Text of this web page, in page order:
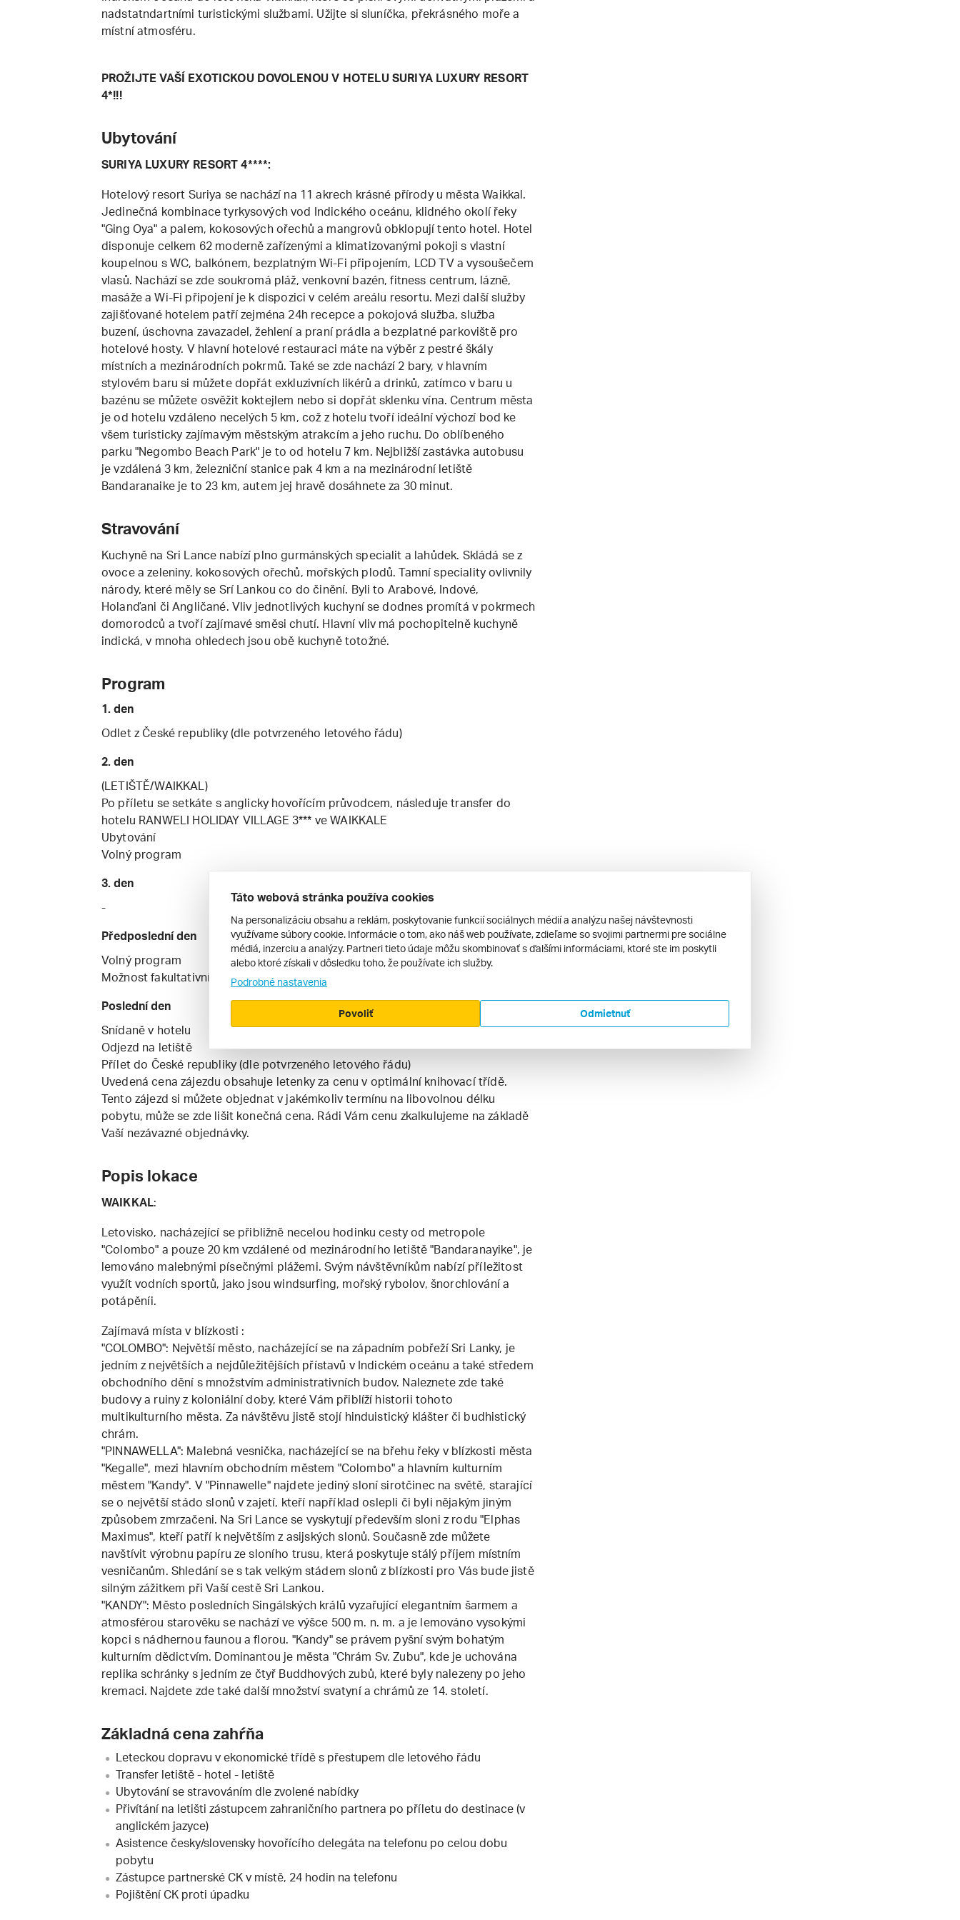
nadstatndartními turistickými službami. Užijte si sluníčka, překrásného moře a
místní atmosféru.
PROŽIJTE VAŠÍ EXOTICKOU DOVOLENOU V HOTELU SURIYA LUXURY RESORT
4*!!!
Ubytování
SURIYA LUXURY RESORT 4****:
Hotelový resort Suriya se nachází na 11 akrech krásné přírody u města Waikkal.
Jedinečná kombinace tyrkysových vod Indického oceánu, klidného okolí řeky
"Ging Oya" a palem, kokosových ořechů a mangrovů obklopují tento hotel. Hotel
disponuje celkem 62 moderně zařízenými a klimatizovanými pokoji s vlastní
koupelnou s WC, balkónem, bezplatným Wi-Fi připojením, LCD TV a vysoušečem
vlasů. Nachází se zde soukromá pláž, venkovní bazén, fitness centrum, lázně,
masáže a Wi-Fi připojení je k dispozici v celém areálu resortu. Mezi další služby
zajišťované hotelem patří zejména 24h recepce a pokojová služba, služba
buzení, úschovna zavazadel, žehlení a praní prádla a bezplatné parkoviště pro
hotelové hosty. V hlavní hotelové restauraci máte na výběr z pestré škály
místních a mezinárodních pokrmů. Také se zde nachází 2 bary, v hlavním
stylovém baru si můžete dopřát exkluzivních likérů a drinků, zatímco v baru u
bazénu se můžete osvěžit koktejlem nebo si dopřát sklenku vína. Centrum města
je od hotelu vzdáleno necelých 5 km, což z hotelu tvoří ideální výchozí bod ke
všem turisticky zajímavým městským atrakcím a jeho ruchu. Do oblíbeného
parku "Negombo Beach Park" je to od hotelu 7 km. Nejbližší zastávka autobusu
je vzdálená 3 km, železniční stanice pak 4 km a na mezinárodní letiště
Bandaranaike je to 23 km, autem jej hravě dosáhnete za 30 minut.
Stravování
Kuchyně na Sri Lance nabízí plno gurmánských specialit a lahůdek. Skládá se z
ovoce a zeleniny, kokosových ořechů, mořských plodů. Tamní speciality ovlivnily
národy, které měly se Srí Lankou co do činění. Byli to Arabové, Indové,
Holanďani či Angličané. Vliv jednotlivých kuchyní se dodnes promítá v pokrmech
domorodců a tvoří zajímavé směsi chutí. Hlavní vliv má pochopitelně kuchyně
indická, v mnoha ohledech jsou obě kuchyně totožné.
Program
1. den
Odlet z České republiky (dle potvrzeného letového řádu)
2. den
(LETIŠTĚ/WAIKKAL)
Po příletu se setkáte s anglicky hovořícím průvodcem, následuje transfer do
hotelu RANWELI HOLIDAY VILLAGE 3*** ve WAIKKALE
Ubytování
Volný program
3. den
-
Předposlední den
Volný program
Možnost fakultativních výletů
Poslední den
Snídaně v hotelu
Odjezd na letiště
Přílet do České republiky (dle potvrzeného letového řádu)
Uvedená cena zájezdu obsahuje letenky za cenu v optimální knihovací třídě.
Tento zájezd si můžete objednat v jakémkoliv termínu na libovolnou délku
pobytu, může se zde lišit konečná cena. Rádi Vám cenu zkalkulujeme na základě
Vaší nezávazné objednávky.
Popis lokace
WAIKKAL:
Letovisko, nacházející se přibližně necelou hodinku cesty od metropole
"Colombo" a pouze 20 km vzdálené od mezinárodního letiště "Bandaranayike", je
lemováno malebnými písečnými plážemi. Svým návštěvníkům nabízí příležitost
využít vodních sportů, jako jsou windsurfing, mořský rybolov, šnorchlování a
potápěníi.
Zajímavá místa v blízkosti :
"COLOMBO": Největší město, nacházející se na západním pobřeží Sri Lanky, je
jedním z největších a nejdůležitějších přístavů v Indickém oceánu a také středem
obchodního dění s množstvím administrativních budov. Naleznete zde také
budovy a ruiny z koloniální doby, které Vám přiblíží historii tohoto
multikulturního města. Za návštěvu jistě stojí hinduistický klášter či budhistický
chrám.
"PINNAWELLA": Malebná vesnička, nacházející se na břehu řeky v blízkosti města
"Kegalle", mezi hlavním obchodním městem "Colombo" a hlavním kulturním
městem "Kandy". V "Pinnawelle" najdete jediný sloní sirotčinec na světě, starající
se o největší stádo slonů v zajetí, kteří například oslepli či byli nějakým jiným
způsobem zmrzačeni. Na Sri Lance se vyskytují především sloni z rodu "Elphas
Maximus", kteří patří k největším z asijských slonů. Současně zde můžete
navštívit výrobnu papíru ze sloního trusu, která poskytuje stálý příjem místním
vesničanům. Shledání se s tak velkým stádem slonů z blízkosti pro Vás bude jistě
silným zážitkem při Vaší cestě Sri Lankou.
"KANDY": Město posledních Singálských králů vyzařující elegantním šarmem a
atmosférou starověku se nachází ve výšce 500 m. n. m. a je lemováno vysokými
kopci s nádhernou faunou a florou. "Kandy" se právem pyšní svým bohatým
kulturním dědictvím. Dominantou je města "Chrám Sv. Zubu", kde je uchována
replika schránky s jedním ze čtyř Buddhových zubů, které byly nalezeny po jeho
kremaci. Najdete zde také další množství svatyní a chrámů ze 14. století.
Základná cena zahŕňa
Leteckou dopravu v ekonomické třídě s přestupem dle letového řádu
Transfer letiště - hotel - letiště
Ubytování se stravováním dle zvolené nabídky
Přivítání na letišti zástupcem zahraničního partnera po příletu do destinace (v
anglickém jazyce)
Asistence česky/slovensky hovořícího delegáta na telefonu po celou dobu
pobytu
Zástupce partnerské CK v místě, 24 hodin na telefonu
Pojištění CK proti úpadku
Táto webová stránka používa cookies
Na personalizáciu obsahu a reklám, poskytovanie funkcií sociálnych médií a analýzu našej návštevnosti
využívame súbory cookie. Informácie o tom, ako náš web používate, zdieľame so svojimi partnermi pre sociálne
médiá, inzerciu a analýzy. Partneri tieto údaje môžu skombinovať s ďalšími informáciami, ktoré ste im poskytli
alebo ktoré získali v dôsledku toho, že používate ich služby.
Podrobné nastavenia
Odmietnuť
Povoliť